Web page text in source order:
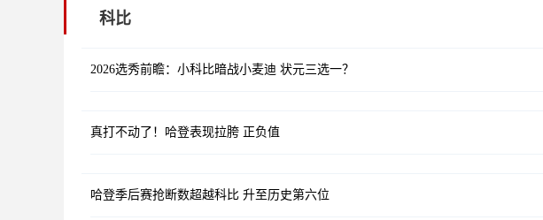
科比
2026选秀前瞻：小科比暗战小麦迪 状元三选一？
真打不动了！哈登表现拉胯 正负值
哈登季后赛抢断数超越科比 升至历史第六位